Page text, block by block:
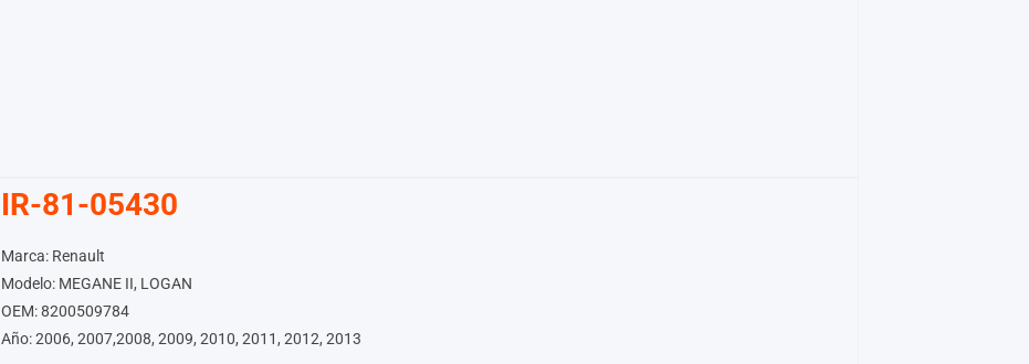
IR-81-05430
Marca: Renault
Modelo: MEGANE II, LOGAN
OEM: 8200509784
Año: 2006, 2007,2008, 2009, 2010, 2011, 2012, 2013